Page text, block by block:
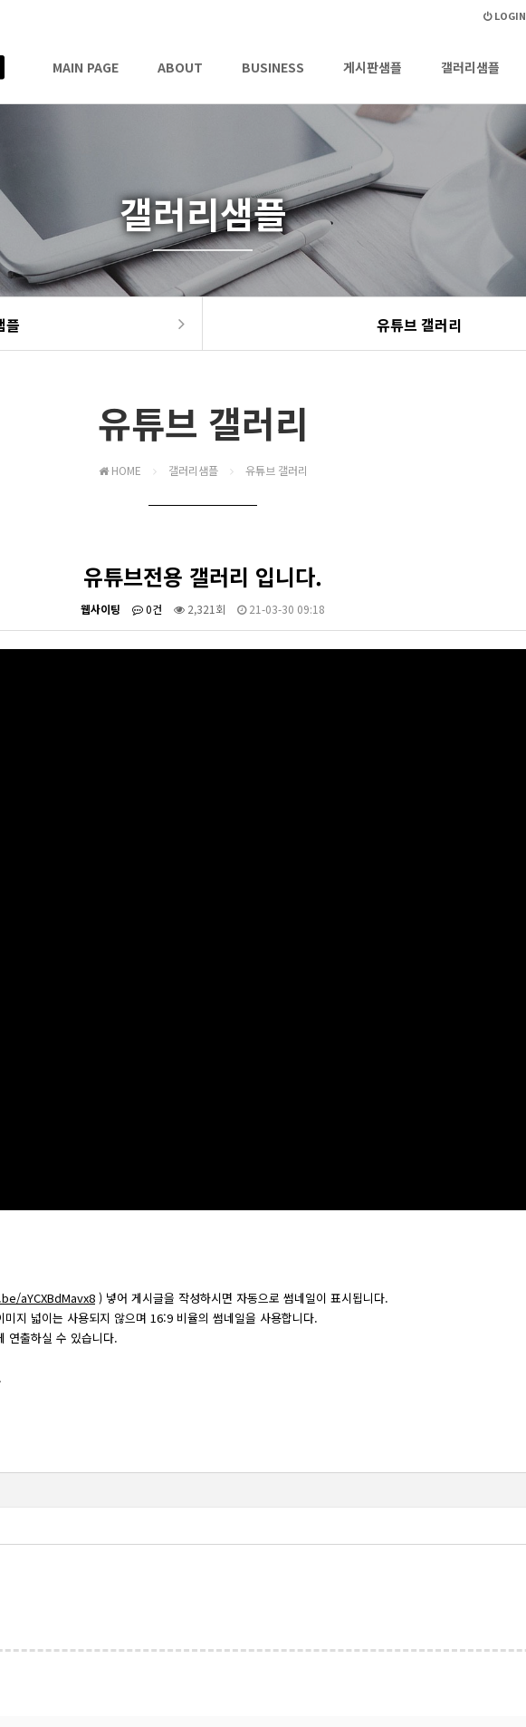
LOGIN
MAIN PAGE ABOUT BUSINESS 게시판샘플 갤러리샘플
갤러리샘플
플 유튜브 갤러리
유튜브 갤러리
HOME 갤러리샘플 유튜브 갤러리
유튜브전용 갤러리 입니다.
웹사이팅 0건 2,321회 21-03-30 09:18
aYCXBdMavx8 ) 넣어 게시글을 작성하시면 자동으로 썸네일이 표시됩니다.
지 넓이는 사용되지 않으며 16:9 비율의 썸네일을 사용합니다.
연출하실 수 있습니다.